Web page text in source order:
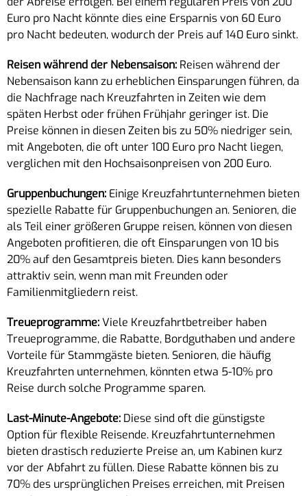
Euro pro Nacht könnte dies eine Ersparnis von 60 Euro
pro Nacht bedeuten, wodurch der Preis auf 140 Euro sinkt.
Reisen während der Nebensaison: Reisen während der
Nebensaison kann zu erheblichen Einsparungen führen, da
die Nachfrage nach Kreuzfahrten in Zeiten wie dem
späten Herbst oder frühen Frühjahr geringer ist. Die
Preise können in diesen Zeiten bis zu 50% niedriger sein,
mit Angeboten, die oft unter 100 Euro pro Nacht liegen,
verglichen mit den Hochsaisonpreisen von 200 Euro.
Gruppenbuchungen: Einige Kreuzfahrtunternehmen bieten
spezielle Rabatte für Gruppenbuchungen an. Senioren, die
als Teil einer größeren Gruppe reisen, können von diesen
Angeboten profitieren, die oft Einsparungen von 10 bis
20% auf den Gesamtpreis bieten. Dies kann besonders
attraktiv sein, wenn man mit Freunden oder
Familienmitgliedern reist.
Treueprogramme:Viele Kreuzfahrtbetreiber haben
Treueprogramme, die Rabatte, Bordguthaben und andere
Vorteile für Stammgäste bieten. Senioren, die häufig
Kreuzfahrten unternehmen, könnten etwa 5-10% pro
Reise durch solche Programme sparen.
Last-Minute-Angebote: Diese sind oft die günstigste
Option für flexible Reisende. Kreuzfahrtunternehmen
bieten drastisch reduzierte Preise an, um Kabinen kurz
vor der Abfahrt zu füllen. Diese Rabatte können bis zu
70% des ursprünglichen Preises erreichen, mit Preisen